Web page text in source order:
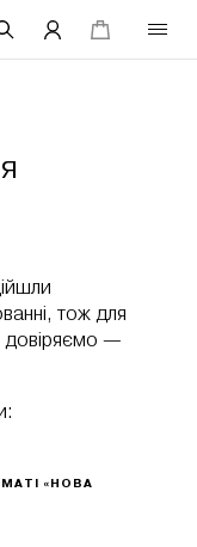
тож для
довіряємо —
«НОВА